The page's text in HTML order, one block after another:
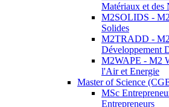
Matériaux et des
M2SOLIDS -
Solides
M2TRADD -
Développement
M2WAPE - M2
l'Air et Energie
Master of Science
MSc
Entrepreneurs